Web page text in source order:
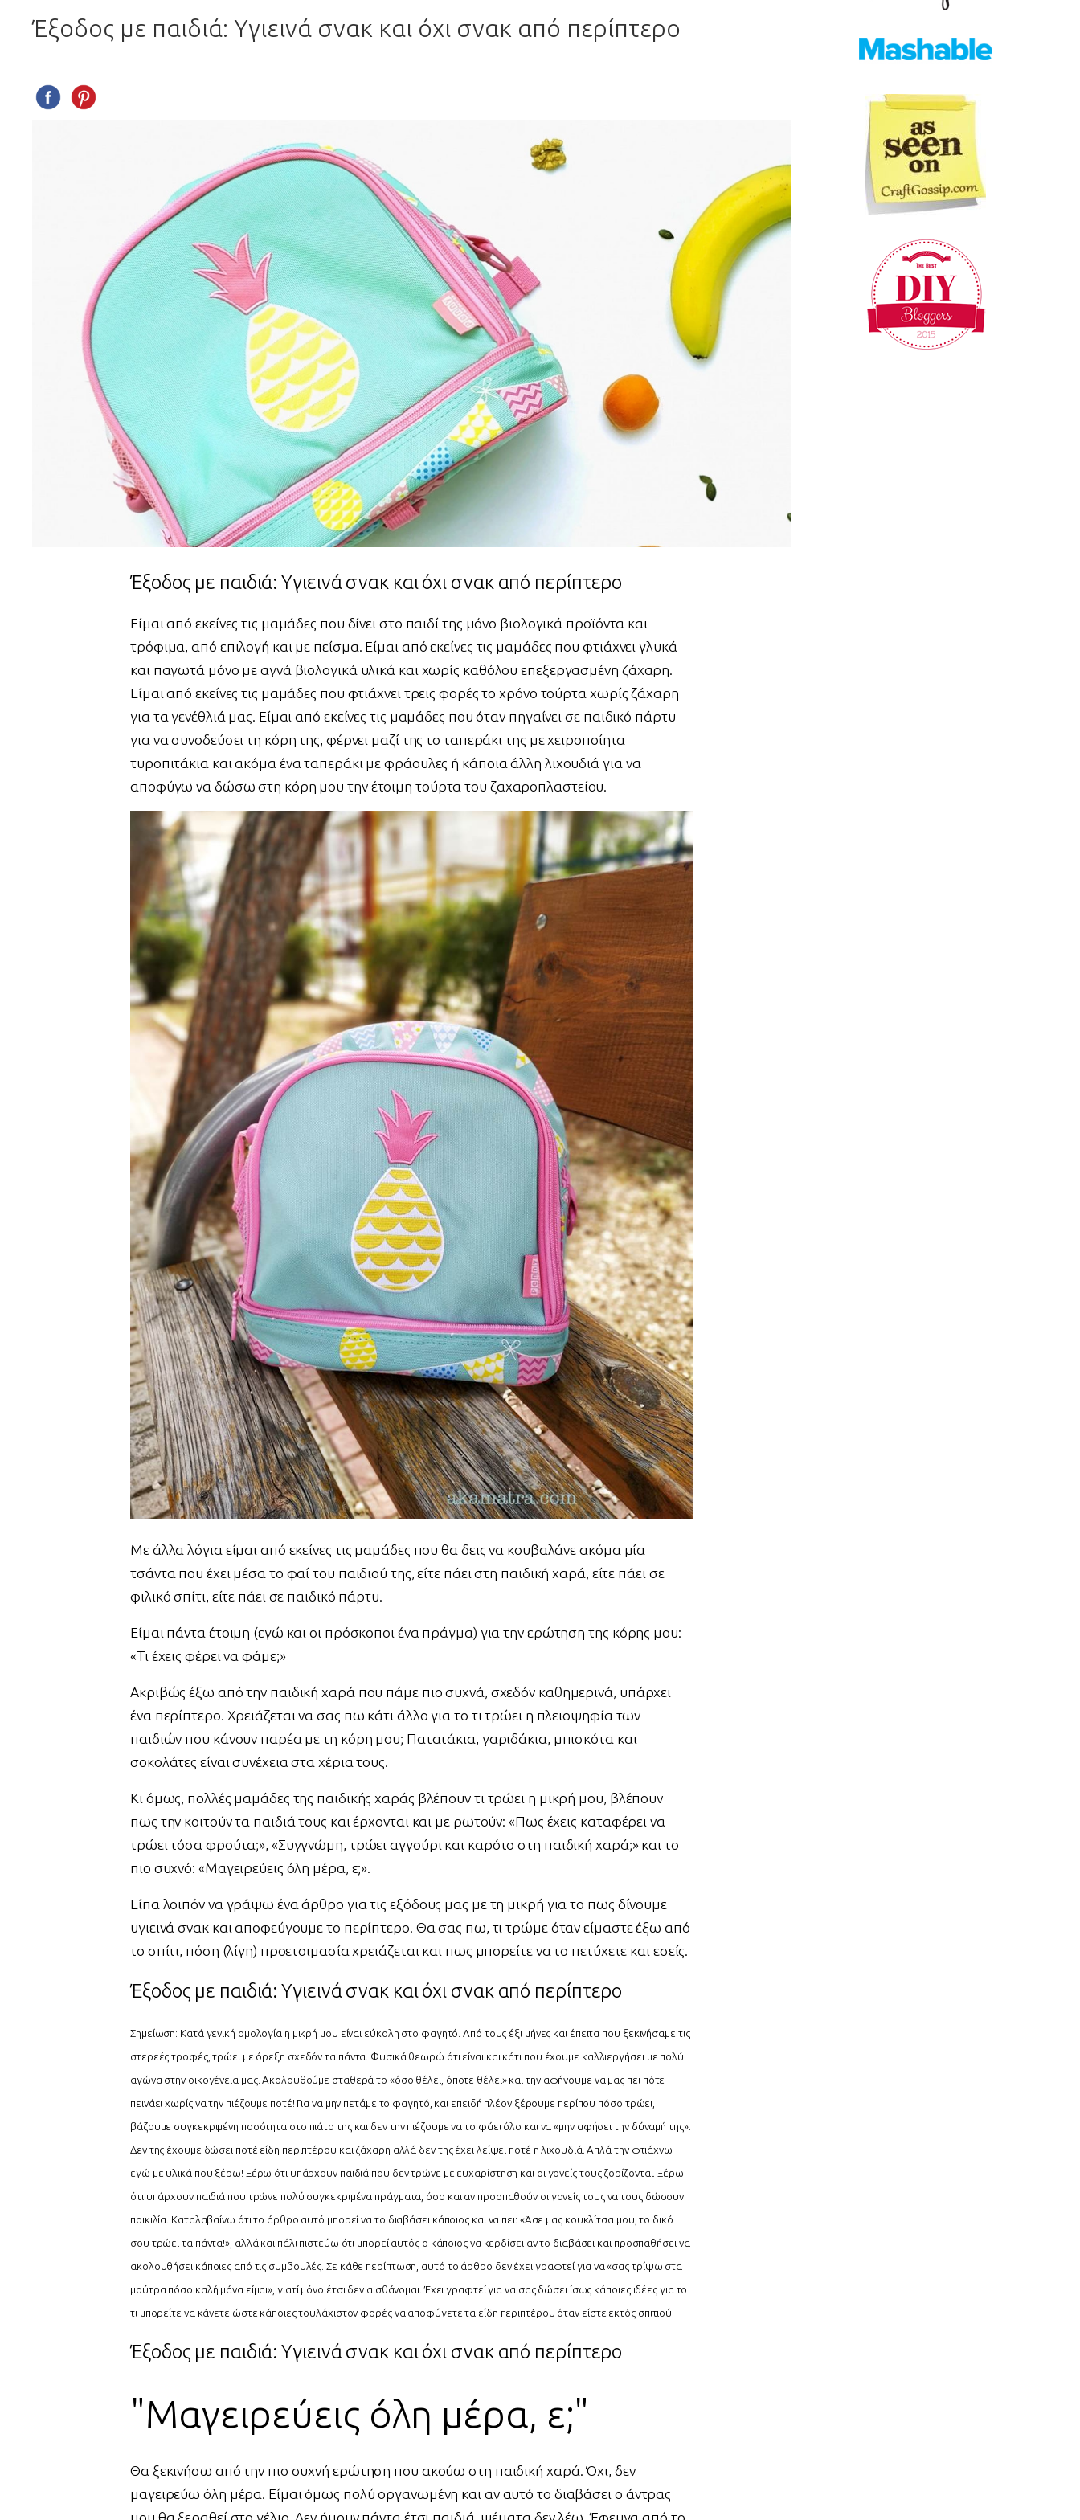
Έξοδος με παιδιά: Yγιεινά σνακ και όχι σνακ από περίπτερο
Έξοδος με παιδιά: Yγιεινά σνακ και όχι σνακ από περίπτερο
Είμαι από εκείνες τις μαμάδες που δίνει στο παιδί της μόνο βιολογικά προϊόντα και
τρόφιμα, από επιλογή και με πείσμα. Είμαι από εκείνες τις μαμάδες που φτιάχνει γλυκά
και παγωτά μόνο με αγνά βιολογικά υλικά και χωρίς καθόλου επεξεργασμένη ζάχαρη.
Είμαι από εκείνες τις μαμάδες που φτιάχνει τρεις φορές το χρόνο τούρτα χωρίς ζάχαρη
για τα γενέθλιά μας. Είμαι από εκείνες τις μαμάδες που όταν πηγαίνει σε παιδικό πάρτυ
για να συνοδεύσει τη κόρη της, φέρνει μαζί της το ταπεράκι της με χειροποίητα
τυροπιτάκια και ακόμα ένα ταπεράκι με φράουλες ή κάποια άλλη λιχουδιά για να
αποφύγω να δώσω στη κόρη μου την έτοιμη τούρτα του ζαχαροπλαστείου.
Με άλλα λόγια είμαι από εκείνες τις μαμάδες που θα δεις να κουβαλάνε ακόμα μία
τσάντα που έχει μέσα το φαί του παιδιού της, είτε πάει στη παιδική χαρά, είτε πάει σε
φιλικό σπίτι, είτε πάει σε παιδικό πάρτυ.
Είμαι πάντα έτοιμη (εγώ και οι πρόσκοποι ένα πράγμα) για την ερώτηση της κόρης μου:
«Τι έχεις φέρει να φάμε;»
Ακριβώς έξω από την παιδική χαρά που πάμε πιο συχνά, σχεδόν καθημερινά, υπάρχει
ένα περίπτερο. Χρειάζεται να σας πω κάτι άλλο για το τι τρώει η πλειοψηφία των
παιδιών που κάνουν παρέα με τη κόρη μου; Πατατάκια, γαριδάκια, μπισκότα και
σοκολάτες είναι συνέχεια στα χέρια τους.
Κι όμως, πολλές μαμάδες της παιδικής χαράς βλέπουν τι τρώει η μικρή μου, βλέπουν
πως την κοιτούν τα παιδιά τους και έρχονται και με ρωτούν: «Πως έχεις καταφέρει να
τρώει τόσα φρούτα;», «Συγγνώμη, τρώει αγγούρι και καρότο στη παιδική χαρά;» και το
πιο συχνό: «Μαγειρεύεις όλη μέρα, ε;».
Είπα λοιπόν να γράψω ένα άρθρο για τις εξόδους μας με τη μικρή για το πως δίνουμε
υγιεινά σνακ και αποφεύγουμε το περίπτερο. Θα σας πω, τι τρώμε όταν είμαστε έξω από
το σπίτι, πόση (λίγη) προετοιμασία χρειάζεται και πως μπορείτε να το πετύχετε και εσείς.
Έξοδος με παιδιά: Yγιεινά σνακ και όχι σνακ από περίπτερο
Σημείωση: Κατά γενική ομολογία η μικρή μου είναι εύκολη στο φαγητό. Από τους έξι μήνες και έπειτα που ξεκινήσαμε τις
στερεές τροφές, τρώει με όρεξη σχεδόν τα πάντα. Φυσικά θεωρώ ότι είναι και κάτι που έχουμε καλλιεργήσει με πολύ
αγώνα στην οικογένεια μας. Ακολουθούμε σταθερά το «όσο θέλει, όποτε θέλει» και την αφήνουμε να μας πει πότε
πεινάει χωρίς να την πιέζουμε ποτέ! Για να μην πετάμε το φαγητό, και επειδή πλέον ξέρουμε περίπου πόσο τρώει,
βάζουμε συγκεκριμένη ποσότητα στο πιάτο της και δεν την πιέζουμε να το φάει όλο και να «μην αφήσει την δύναμή της».
Δεν της έχουμε δώσει ποτέ είδη περιπτέρου και ζάχαρη αλλά δεν της έχει λείψει ποτέ η λιχουδιά. Απλά την φτιάχνω
εγώ με υλικά που ξέρω! Ξέρω ότι υπάρχουν παιδιά που δεν τρώνε με ευχαρίστηση και οι γονείς τους ζορίζονται. Ξέρω
ότι υπάρχουν παιδιά που τρώνε πολύ συγκεκριμένα πράγματα, όσο και αν προσπαθούν οι γονείς τους να τους δώσουν
ποικιλία. Καταλαβαίνω ότι το άρθρο αυτό μπορεί να το διαβάσει κάποιος και να πει: «Άσε μας κουκλίτσα μου, το δικό
σου τρώει τα πάντα!», αλλά και πάλι πιστεύω ότι μπορεί αυτός ο κάποιος να κερδίσει αν το διαβάσει και προσπαθήσει να
ακολουθήσει κάποιες από τις συμβουλές. Σε κάθε περίπτωση, αυτό το άρθρο δεν έχει γραφτεί για να «σας τρίψω στα
μούτρα πόσο καλή μάνα είμαι», γιατί μόνο έτσι δεν αισθάνομαι. Έχει γραφτεί για να σας δώσει ίσως κάποιες ιδέες για το
τι μπορείτε να κάνετε ώστε κάποιες τουλάχιστον φορές να αποφύγετε τα είδη περιπτέρου όταν είστε εκτός σπιτιού.
Έξοδος με παιδιά: Yγιεινά σνακ και όχι σνακ από περίπτερο
"Μαγειρεύεις όλη μέρα, ε;"
Θα ξεκινήσω από την πιο συχνή ερώτηση που ακούω στη παιδική χαρά. Όχι, δεν
μαγειρεύω όλη μέρα. Είμαι όμως πολύ οργανωμένη και αν αυτό το διαβάσει ο άντρας
μου θα ξεραθεί στο γέλιο. Δεν ήμουν πάντα έτσι παιδιά, ψέματα δεν λέω. Έφευγα από το